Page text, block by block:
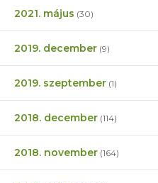
2021. május (30)
2019. december (9)
2019. szeptember (1)
2018. december (114)
2018. november (164)